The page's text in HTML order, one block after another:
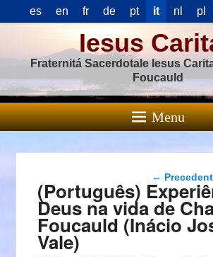
es en fr de pt it nl pl
Iesus
Fraternitá Sacerdotale Iesus
Foucauld
Menu
←
(Português)
Deus na vida de
Foucauld (Inácio
Vale)